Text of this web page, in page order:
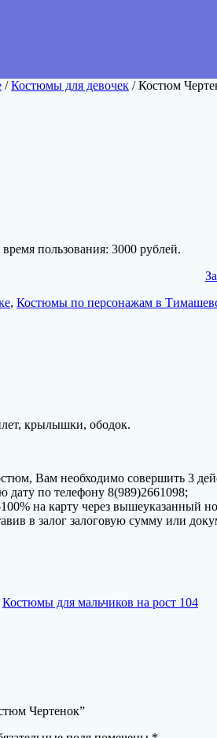
/Костюмы для девочек / Костюм
пользования: 3000 рублей.
, Костюмы по персонажам в
крылышки, ободок.
Вам необходимо совершить 3
дату по телефону 8(989)2661098;
на карту через
в залог залоговую сумму или
Костюмы для мальчиков на рост 104
Чертенок”